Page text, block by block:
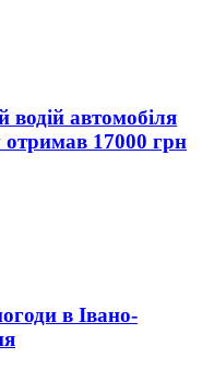
водій автомобіля
отримав 17000 грн
в Івано-